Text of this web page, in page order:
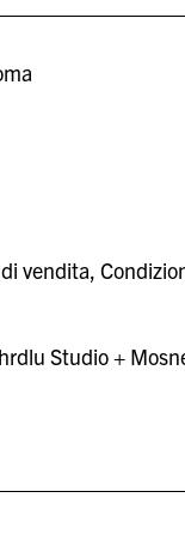
vendita
Studio+